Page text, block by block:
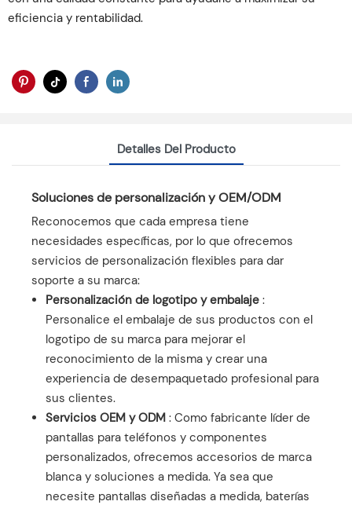
eficiencia y rentabilidad.
Detalles Del Producto
Soluciones de personalización y OEM/ODM
Reconocemos que cada empresa tiene
necesidades específicas, por lo que ofrecemos
servicios de personalización flexibles para dar
soporte a su marca:
Personalización de logotipo y embalaje :
Personalice el embalaje de sus productos con el
logotipo de su marca para mejorar el
reconocimiento de la misma y crear una
experiencia de desempaquetado profesional para
sus clientes.
Servicios OEM y ODM : Como fabricante líder de
pantallas para teléfonos y componentes
personalizados, ofrecemos accesorios de marca
blanca y soluciones a medida. Ya sea que
necesite pantallas diseñadas a medida, baterías